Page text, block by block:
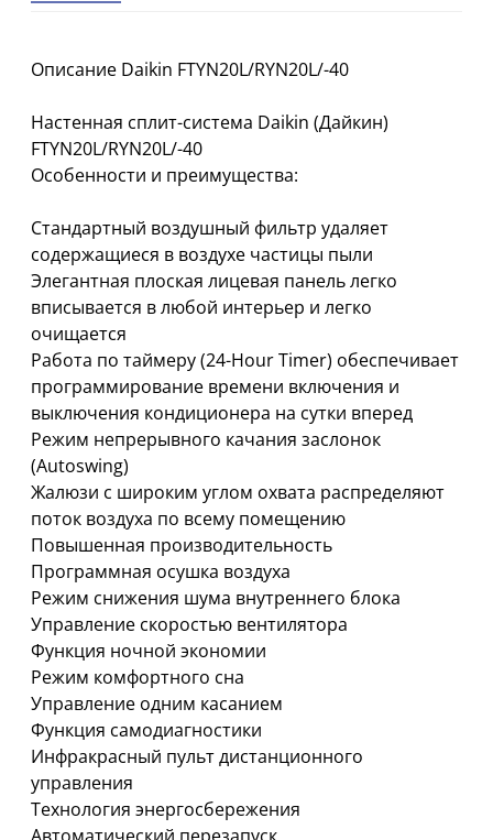
Описание Daikin FTYN20L/RYN20L/-40
Настенная сплит-система Daikin (Дайкин)
FTYN20L/RYN20L/-40
Особенности и преимущества:
Стандартный воздушный фильтр удаляет
содержащиеся в воздухе частицы пыли
Элегантная плоская лицевая панель легко
вписывается в любой интерьер и легко
очищается
Работа по таймеру (24-Hour Timer) обеспечивает
программирование времени включения и
выключения кондиционера на сутки вперед
Режим непрерывного качания заслонок
(Autoswing)
Жалюзи с широким углом охвата распределяют
поток воздуха по всему помещению
Повышенная производительность
Программная осушка воздуха
Режим снижения шума внутреннего блока
Управление скоростью вентилятора
Функция ночной экономии
Режим комфортного сна
Управление одним касанием
Функция самодиагностики
Инфракрасный пульт дистанционного
управления
Технология энергосбережения